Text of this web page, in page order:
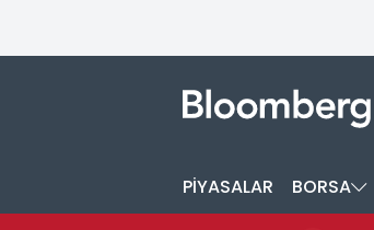
PİYASALAR BORSA